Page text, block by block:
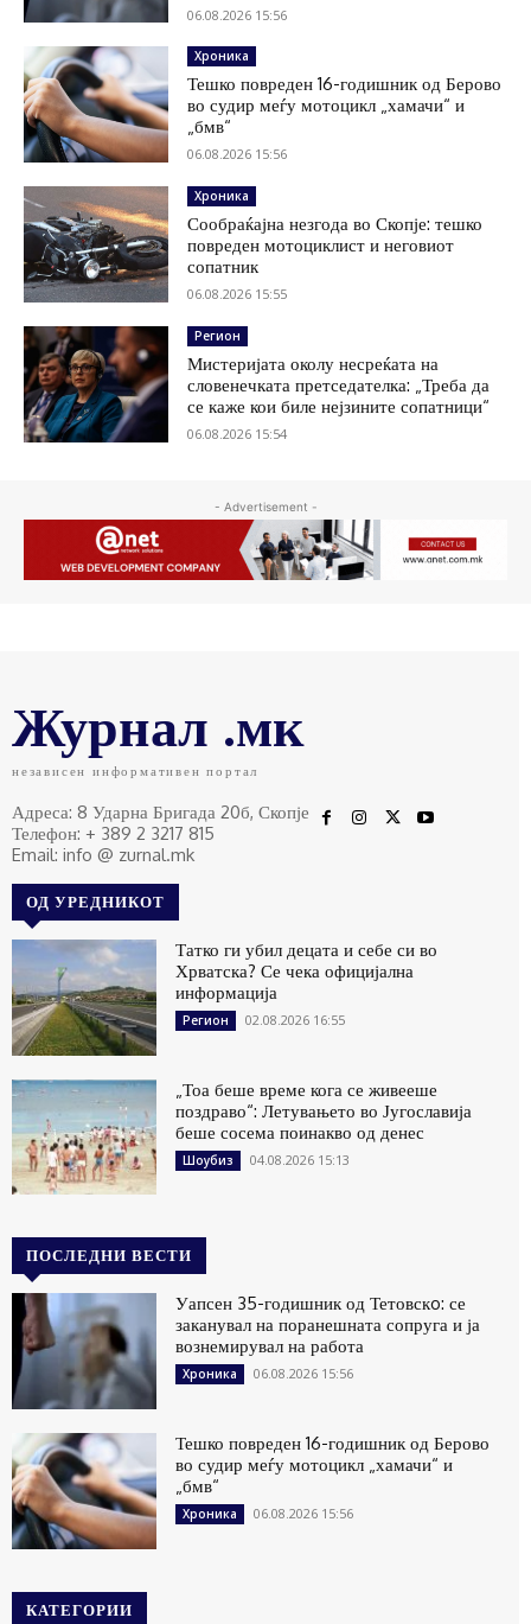
06.08.2026 15:56
Хроника
Тешко повреден 16-годишник од Берово
во судир меѓу мотоцикл „хамачи“ и
„бмв“
06.08.2026 15:56
Хроника
Сообраќајна незгода во Скопје: тешко
повреден мотоциклист и неговиот
сопатник
06.08.2026 15:55
Регион
Мистеријата околу несреќата на
словенечката претседателка: „Треба да
се каже кои биле нејзините сопатници“
06.08.2026 15:54
- Advertisement -
Журнал .мк
независен информативен портал
Адреса: 8 Ударна Бригада 20б, Скопје
Телефон: + 389 2 3217 815
Email: info @ zurnal.mk
ОД УРЕДНИКОТ
Татко ги убил децата и себе си во
Хрватска? Се чека официјална
информација
Регион 02.08.2026 16:55
„Тоа беше време кога се живееше
поздраво“: Летувањето во Југославија
беше сосема поинакво од денес
Шоубиз 04.08.2026 15:13
ПОСЛЕДНИ ВЕСТИ
Уапсен 35-годишник од Тетовскo: се
заканувал на поранешната сопруга и ја
вознемирувал на работа
Хроника 06.08.2026 15:56
Тешко повреден 16-годишник од Берово
во судир меѓу мотоцикл „хамачи“ и
„бмв“
Хроника 06.08.2026 15:56
КАТЕГОРИИ